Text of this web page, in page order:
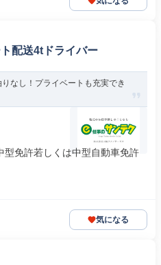
配送4tドライバー
なし！プライベートも充実でき
免許若しくは中型自動車免許
気になる